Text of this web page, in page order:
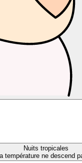
Nuits tropicales
température ne descend